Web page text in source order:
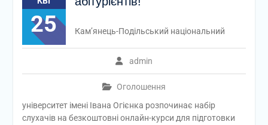
25
admin
Оголошення
Кам’янець-Подільський національний
університет імені Івана Огієнка розпочинає набір
слухачів на безкоштовні онлайн-курси для підготовки